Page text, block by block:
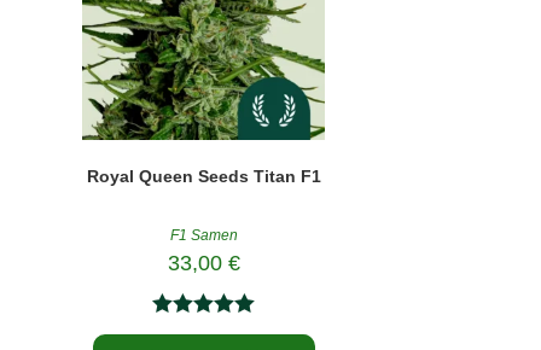
Royal Queen Seeds Titan F1
F1 Samen
33,00 €
Bewertet mit
Dieses